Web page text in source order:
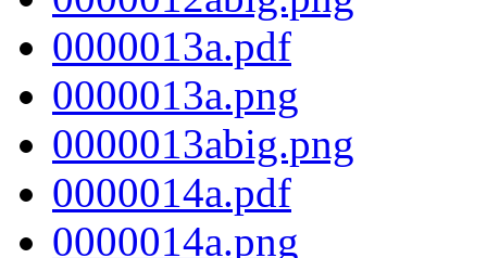
0000013a.pdf
0000013a.png
0000013abig.png
0000014a.pdf
0000014a.png